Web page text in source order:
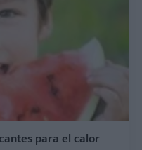
para el calor